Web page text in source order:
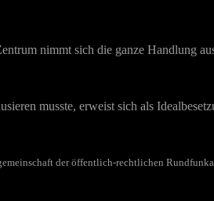
nimmt sich die ganze Handlung
musste, erweist sich als
der öffentlich-rechtlichen